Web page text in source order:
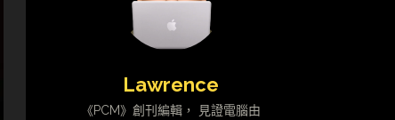
Lawrence
《PCM》創刊編輯， 見證電腦由